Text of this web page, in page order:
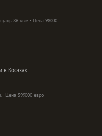
86 кв.м. - Цена 98000
в Косэзах
- Цена 599000 евро